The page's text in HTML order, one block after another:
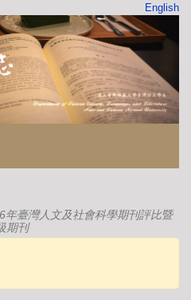
English
臺灣人文及社會科學期刊評比暨
期刊